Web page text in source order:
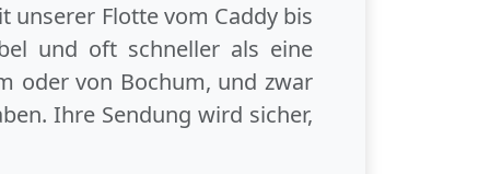
unserer Flotte vom Caddy bis
und oft schneller als eine
odervon Bochum, und zwar
Ihre Sendung wird sicher,